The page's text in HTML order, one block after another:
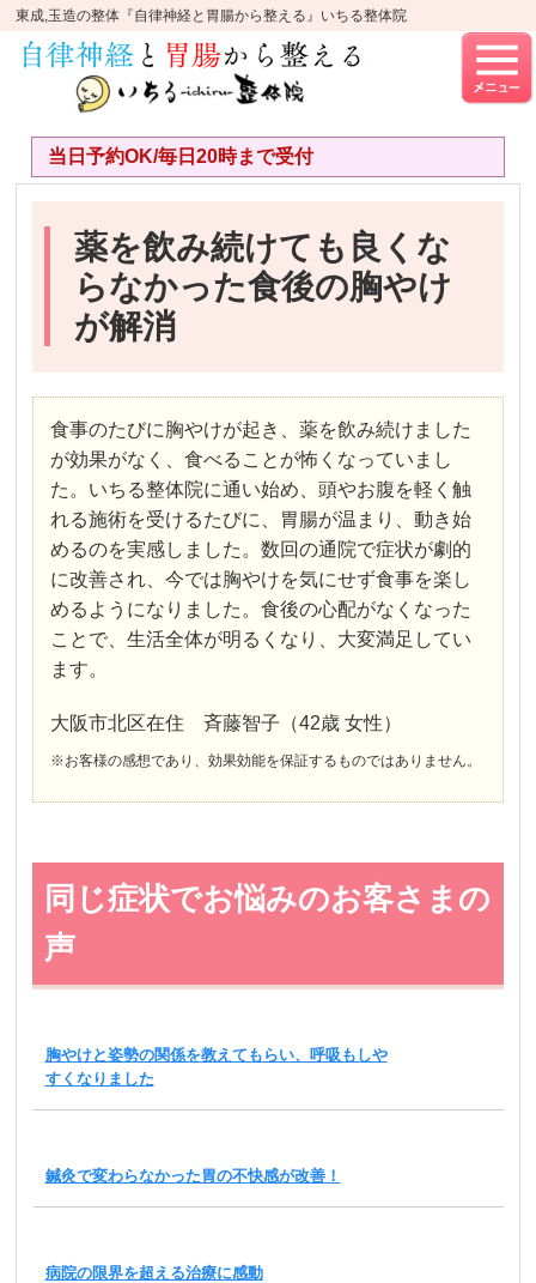
東成,玉造の整体『自律神経と胃腸から整える』いちる整体院
当日予約OK/毎日20時まで受付
薬を飲み続けても良くな
らなかった食後の胸やけ
が解消
食事のたびに胸やけが起き、薬を飲み続けました
が効果がなく、食べることが怖くなっていまし
た。いちる整体院に通い始め、頭やお腹を軽く触
れる施術を受けるたびに、胃腸が温まり、動き始
めるのを実感しました。数回の通院で症状が劇的
に改善され、今では胸やけを気にせず食事を楽し
めるようになりました。食後の心配がなくなった
ことで、生活全体が明るくなり、大変満足してい
ます。
大阪市北区在住 斉藤智子（42歳 女性）
※お客様の感想であり、効果効能を保証するものではありません。
同じ症状でお悩みのお客さまの
声
胸やけと姿勢の関係を教えてもらい、呼吸もしや
すくなりました
鍼灸で変わらなかった胃の不快感が改善！
病院の限界を超える治療に感動